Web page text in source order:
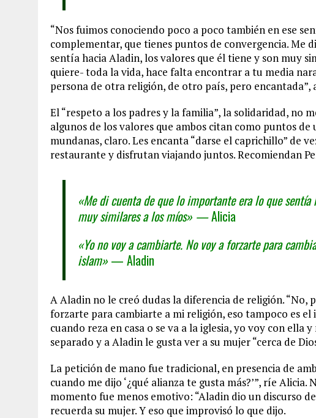
“Nos fuimos conociendo poco a poco también en ese
complementar, que tienes puntos de convergencia. Me
sentía hacia Aladin, los valores que él tiene y son muy
quiere- toda la vida, hace falta encontrar a tu media
persona de otra religión, de otro país, pero encantada”,
El “respeto a los padres y la familia”, la solidaridad, no
algunos de los valores que ambos citan como puntos
mundanas, claro. Les encanta “darse el caprichillo” de
restaurante y disfrutan viajando juntos. Recomiendan
«Me di cuenta de que lo importante era lo que
muy similares a los míos» —Alicia
«Yo no voy a cambiarte. No voy a forzarte para
islam» — Aladin
A Aladin no le creó dudas la diferencia de religión. “No,
forzarte para cambiarte a mi religión, eso tampoco es el
cuando reza en casa o se va a la iglesia, yo voy con ella
separado y a Aladin le gusta ver a su mujer “cerca de
La petición de mano fue tradicional, en presencia de
cuando me dijo ‘¿qué alianza te gusta más?’”, ríe
momento fue menos emotivo: “Aladin dio un discurso
recuerda su mujer. Y eso que improvisó lo que dijo.